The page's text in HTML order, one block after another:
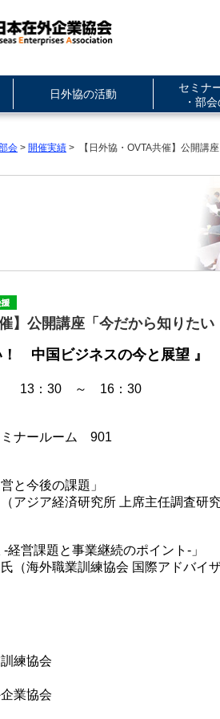
日外協の活動
セミナ
・部
会 > 開催実績 > 【日外協・OVTA共催】公開講
】公開講座「今だから知りたい
！ 中国ビジネスの今と展望 』
） 13：30 ～ 16：30
ナールーム 901
と今後の課題」
アジア経済研究所 上席主任調査研究
-経営課題と事業継続のポイント-」
（海外職業訓練協会 国際アドバイ
練協会
業協会